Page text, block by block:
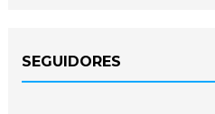
SEGUIDORES